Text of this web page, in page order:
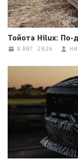
Тойота Hilux: По-
8 АВГ. 2026